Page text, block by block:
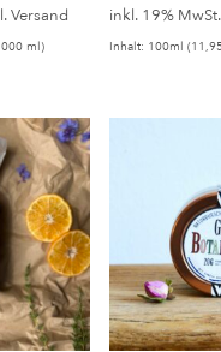
Versand
ml)
inkl. 19%
Inhalt: 100ml (